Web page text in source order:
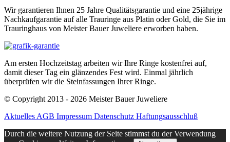
Wir garantieren Ihnen 25 Jahre Qualitätsgarantie und eine 25jährige
Nachkaufgarantie auf alle Trauringe aus Platin oder Gold, die Sie im
Trauringhaus von Meister Bauer Juweliere erworben haben.
Am ersten Hochzeitstag arbeiten wir Ihre Ringe kostenfrei auf,
damit dieser Tag ein glänzendes Fest wird. Einmal jährlich
überprüfen wir die Steinfassungen Ihrer Ringe.
© Copyright 2013 - 2026 Meister Bauer Juweliere
Aktuelles AGB Impressum Datenschutz Haftungsausschluß
Durch die weitere Nutzung der Seite stimmst du der Verwendung